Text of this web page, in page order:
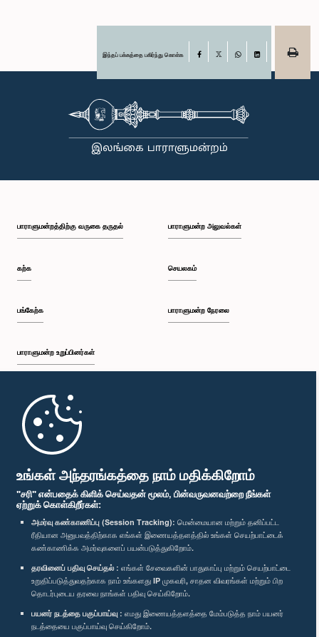
உங்கள் அந்தரங்கத்தை நாம் மதிக்கிறோம்
"சரி" என்பதைக் கிளிக் செய்வதன் மூலம், பின்வருவனவற்றை நீங்கள்
ஏற்றுக் கொள்கிறீர்கள்:
அமர்வு கண்காணிப்பு (Session Tracking): மென்மையான மற்றும் தனிப்பட்ட
ரீதியான அனுபவத்திற்காக எங்கள் இணையத்தளத்தில் உங்கள் செயற்பாட்டைக்
கண்காணிக்க அமர்வுகளைப் பயன்படுத்துகிறோம்.
தரவினைப் பதிவு செய்தல் : எங்கள் சேவைகளின் பாதுகாப்பு மற்றும் செயற்பாட்டை
உறுதிப்படுத்துவதற்காக நாம் உங்களது IP முகவரி, சாதன விவரங்கள் மற்றும் பிற
தொடர்புடைய தரவை நாங்கள் பதிவு செய்கிறோம்.
பயனர் நடத்தை பகுப்பாய்வு : எமது இணையத்தளத்தை மேம்படுத்த நாம் பயனர்
நடத்தையை பகுப்பாய்வு செய்கிறோம்.
இந்தப் பக்கத்தை பகிர்ந்து கொள்க Facebook
பாராளுமன்றத்திற்கு வருகை தருதல்
கற்க
பங்கேற்க
பாராளுமன்ற உறுப்பினர்கள்
முதற்பக்கம்
பாராளுமன்ற அலுவல்கள்
செயலகம்
பாராளுமன்ற நேரலை
பாராளுமன்ற கையடக்க செயலி
எம்மை பின்தொடர்க :
விருதுகள்
தனியுரிமைக் கொள்கை